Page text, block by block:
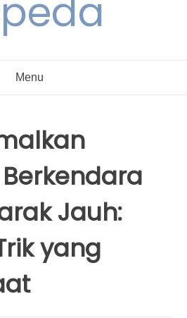
Menu
Jauh:
yang